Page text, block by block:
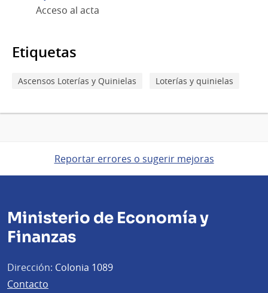
Acceso al acta
Etiquetas
Ascensos Loterías y Quinielas Loterías y quinielas
Reportar errores o sugerir mejoras
Ministerio de Economía y
Finanzas
Dirección: Colonia 1089
Contacto